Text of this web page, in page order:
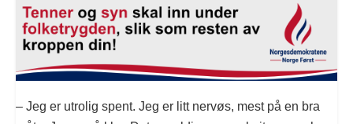
– Jeg er utrolig spent. Jeg er litt nervøs, mest på en bra